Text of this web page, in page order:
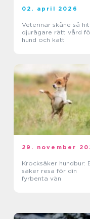
02. april 2026
Veterinär skåne så hittar
djurägare rätt vård
hund och katt
29. november
Krocksäker hundbur:
säker resa för din
fyrbenta vän